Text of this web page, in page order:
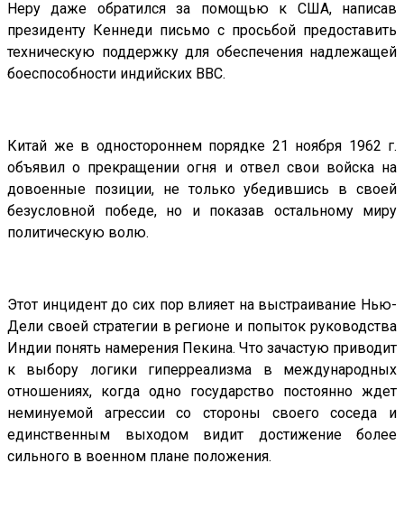
Неру даже обратился за помощью к США, написав
президенту Кеннеди письмо с просьбой предоставить
техническую поддержку для обеспечения надлежащей
боеспособности индийских ВВС.
Китай же в одностороннем порядке 21 ноября 1962 г.
объявил о прекращении огня и отвел свои войска на
довоенные позиции, не только убедившись в своей
безусловной победе, но и показав остальному миру
политическую волю.
Этот инцидент до сих пор влияет на выстраивание Нью-
Дели своей стратегии в регионе и попыток руководства
Индии понять намерения Пекина. Что зачастую приводит
к выбору логики гиперреализма в международных
отношениях, когда одно государство постоянно ждет
неминуемой агрессии со стороны своего соседа и
единственным выходом видит достижение более
сильного в военном плане положения.